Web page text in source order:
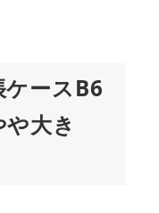
ケースB6
大き